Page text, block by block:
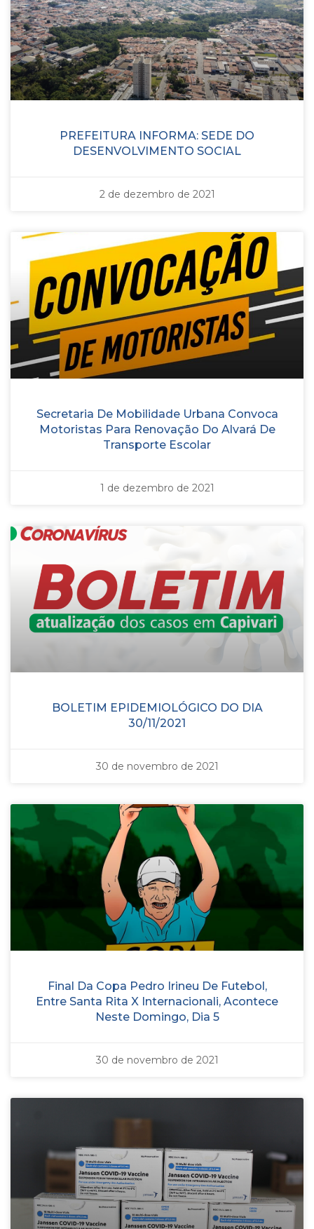
PREFEITURA INFORMA: SEDE DO
DESENVOLVIMENTO SOCIAL
2 de dezembro de 2021
Secretaria De Mobilidade Urbana Convoca
Motoristas Para Renovação Do Alvará De
Transporte Escolar
1 de dezembro de 2021
BOLETIM EPIDEMIOLÓGICO DO DIA
30/11/2021
30 de novembro de 2021
Final Da Copa Pedro Irineu De Futebol,
Entre Santa Rita X Internacionali, Acontece
Neste Domingo, Dia 5
30 de novembro de 2021